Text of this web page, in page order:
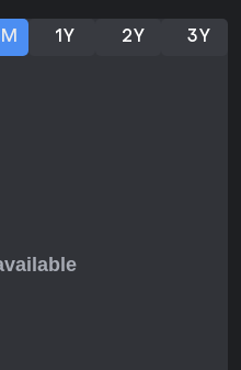
este título ofrece atractivo
rejugables y
1Y 2Y 3Y